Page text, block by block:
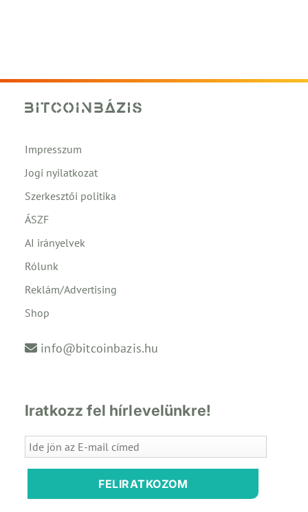
Impresszum
Jogi nyilatkozat
Szerkesztői politika
ÁSZF
AI irányelvek
Rólunk
Reklám/Advertising
Shop
info@bitcoinbazis.hu
Iratkozz fel hírlevelünkre!
FELIRATKOZOM